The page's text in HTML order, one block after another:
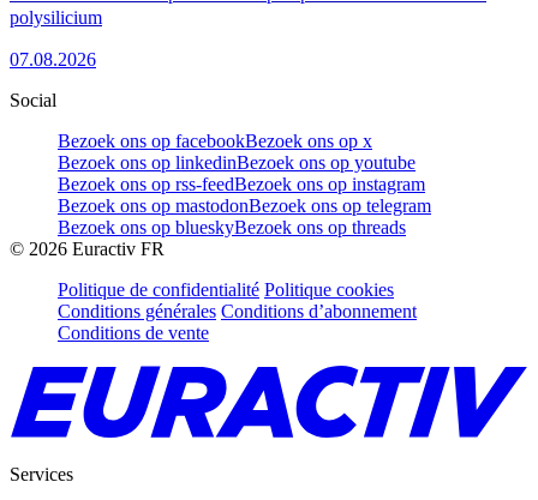
polysilicium
07.08.2026
Social
Bezoek ons op facebookBezoek ons op x
Bezoek ons op linkedinBezoek ons op youtube
Bezoek ons op rss-feedBezoek ons op instagram
Bezoek ons op mastodonBezoek ons op telegram
Bezoek ons op blueskyBezoek ons op threads
© 2026 Euractiv FR
Politique de confidentialité Politique cookies
Conditions générales Conditions d’abonnement
Conditions de vente
Services